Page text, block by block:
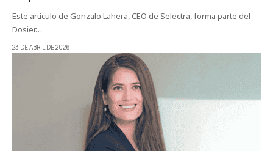
Este artículo de Gonzalo Lahera, CEO de Selectra, forma parte del
Dosier…
23 DE ABRIL DE 2026